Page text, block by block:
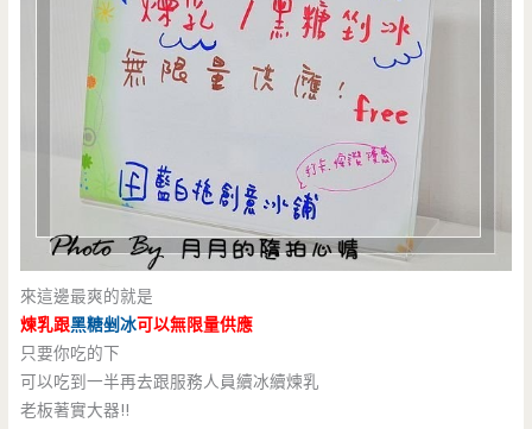
來這邊最爽的就是
煉乳跟黑糖剉冰可以無限量供應
只要你吃的下
可以吃到一半再去跟服務人員續冰續煉乳
老板著實大器!!